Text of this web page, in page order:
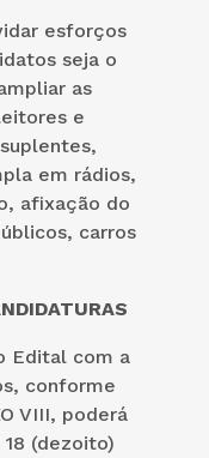
esforços
seja o
as
e
em rádios,
afixação do
carros
Edital com a
conforme
VIII, poderá
(dezoito)